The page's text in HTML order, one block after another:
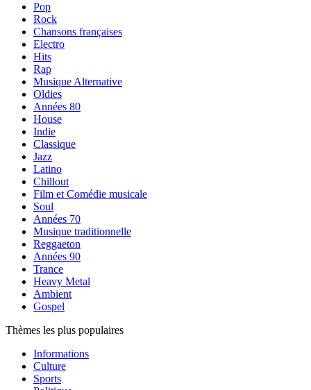
Pop
Rock
Chansons françaises
Electro
Hits
Rap
Musique Alternative
Oldies
Années 80
House
Indie
Classique
Jazz
Latino
Chillout
Film et Comédie musicale
Soul
Années 70
Musique traditionnelle
Reggaeton
Années 90
Trance
Heavy Metal
Ambient
Gospel
Thèmes les plus populaires
Informations
Culture
Sports